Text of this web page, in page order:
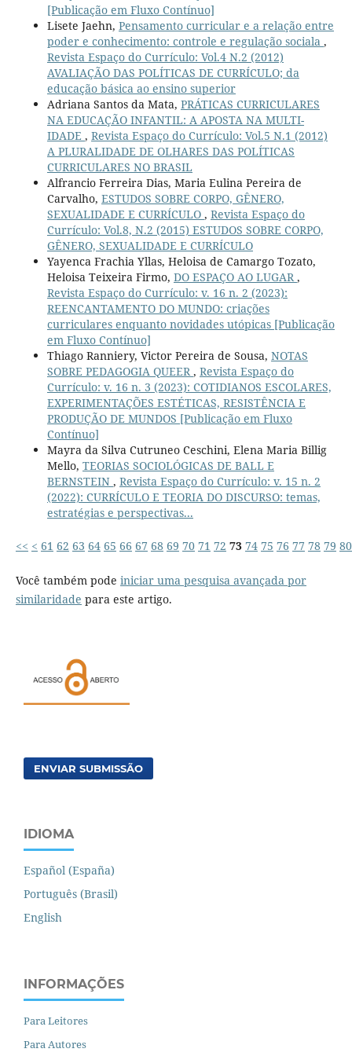
[Publicação em Fluxo Contínuo]
Lisete Jaehn, Pensamento curricular e a relação entre
poder e conhecimento: controle e regulação sociala ,
Revista Espaço do Currículo: Vol.4 N.2 (2012)
AVALIAÇÃO DAS POLÍTICAS DE CURRÍCULO; da
educação básica ao ensino superior
Adriana Santos da Mata, PRÁTICAS CURRICULARES
NA EDUCAÇÃO INFANTIL: A APOSTA NA MULTI-
IDADE , Revista Espaço do Currículo: Vol.5 N.1 (2012)
A PLURALIDADE DE OLHARES DAS POLÍTICAS
CURRICULARES NO BRASIL
Alfrancio Ferreira Dias, Maria Eulina Pereira de
Carvalho, ESTUDOS SOBRE CORPO, GÊNERO,
SEXUALIDADE E CURRÍCULO , Revista Espaço do
Currículo: Vol.8, N.2 (2015) ESTUDOS SOBRE CORPO,
GÊNERO, SEXUALIDADE E CURRÍCULO
Yayenca Frachia Yllas, Heloisa de Camargo Tozato,
Heloisa Teixeira Firmo, DO ESPAÇO AO LUGAR ,
Revista Espaço do Currículo: v. 16 n. 2 (2023):
REENCANTAMENTO DO MUNDO: criações
curriculares enquanto novidades utópicas [Publicação
em Fluxo Contínuo]
Thiago Ranniery, Victor Pereira de Sousa, NOTAS
SOBRE PEDAGOGIA QUEER , Revista Espaço do
Currículo: v. 16 n. 3 (2023): COTIDIANOS ESCOLARES,
EXPERIMENTAÇÕES ESTÉTICAS, RESISTÊNCIA E
PRODUÇÃO DE MUNDOS [Publicação em Fluxo
Contínuo]
Mayra da Silva Cutruneo Ceschini, Elena Maria Billig
Mello, TEORIAS SOCIOLÓGICAS DE BALL E
BERNSTEIN , Revista Espaço do Currículo: v. 15 n. 2
(2022): CURRÍCULO E TEORIA DO DISCURSO: temas,
estratégias e perspectivas...
<< < 61 62 63 64 65 66 67 68 69 70 71 72 73 74 75 76 77 78 79 80
Você também pode iniciar uma pesquisa avançada por
similaridade para este artigo.
ENVIAR SUBMISSÃO
IDIOMA
Español (España)
Português (Brasil)
English
INFORMAÇÕES
Para Leitores
Para Autores